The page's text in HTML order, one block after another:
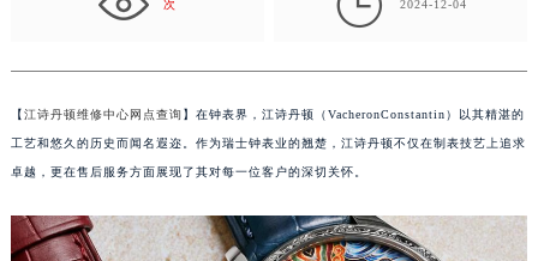
次 2024-12-04
【江诗丹顿维修中心网点查询】在钟表界，江诗丹顿（VacheronConstantin）以其精湛的
工艺和悠久的历史而闻名遐迩。作为瑞士钟表业的翘楚，江诗丹顿不仅在制表技艺上追求
卓越，更在售后服务方面展现了其对每一位客户的深切关怀。